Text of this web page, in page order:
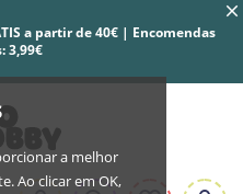
a melhor
Ao clicar em OK,
a partir de 40€ | Encomendas
3,99€